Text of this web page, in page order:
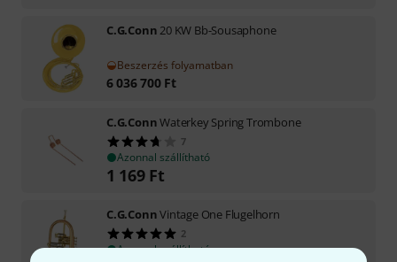
C.G.Conn 20 KW Bb-Sousaphone
Beszerzés folyamatban
6 036 700 Ft
C.G.ConnWaterkey Spring Trombone
7
Azonnal szállítható
1 169 Ft
C.G.ConnVintage One Flugelhorn
2
Azonnal szállítható